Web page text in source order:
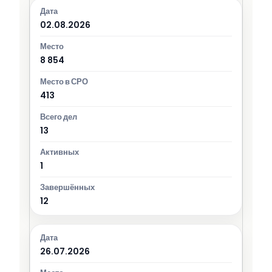
02.08.2026
8 854
413
13
1
12
26.07.2026